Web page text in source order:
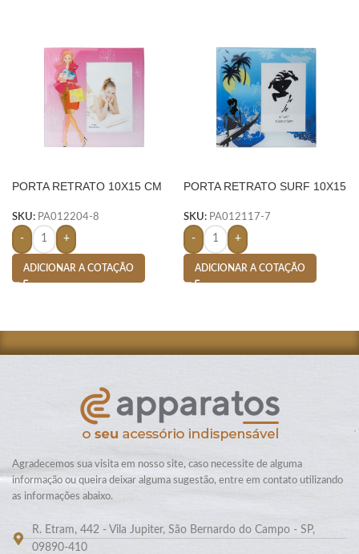
PORTA RETRATO 10X15 CM
SKU: PA012204-8
- +
ADICIONAR A COTAÇÃO
PORTA RETRATO SURF 10X15
SKU: PA012117-7
- +
ADICIONAR A COTAÇÃO
Agradecemos sua visita em nosso site, caso necessite de alguma
informação ou queira deixar alguma sugestão, entre em contato utilizando
as informações abaixo.
R. Etram, 442 - Vila Jupiter, São Bernardo do Campo - SP,
09890-410